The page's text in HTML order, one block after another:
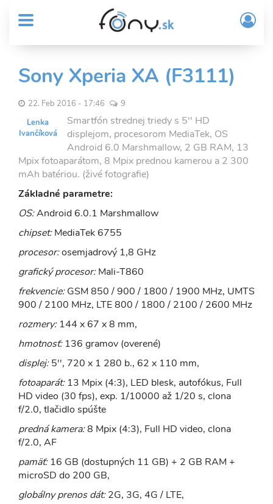
obsah
MENU
Sub
Header
menu
User
account
menu
/
Sony Xperia XA (F3111)
22. Feb 2016 - 17:46
9
Lenka
Ivančíková
Smartfón strednej triedy s 5'' HD
displejom, procesorom MediaTek, OS
Android 6.0 Marshmallow, 2 GB RAM, 13
Mpix fotoaparátom, 8 Mpix prednou kamerou a 2 300
mAh batériou. (živé fotografie)
Základné parametre:
OS:Android 6.0.1 Marshmallow
chipset:MediaTek 6755
procesor:osemjadrový 1,8 GHz
grafický procesor:Mali-T860
frekvencie:GSM 850 / 900 / 1800 / 1900 MHz, UMTS
900 / 2100 MHz, LTE 800 / 1800 / 2100 / 2600 MHz
rozmery:144 x 67 x 8 mm,
hmotnosť:136 gramov (overené)
displej:5'', 720 x 1 280 b., 62 x 110 mm,
fotoaparát:13 Mpix (4:3), LED blesk, autofókus, Full
HD video (30 fps), exp. 1/10000 až 1/20 s, clona
f/2.0, tlačidlo spúšte
predná kamera:8 Mpix (4:3), Full HD video, clona
f/2.0, AF
pamäť:16 GB (dostupných 11 GB) + 2 GB RAM +
microSD do 200 GB,
globálny prenos dát:2G, 3G, 4G / LTE,